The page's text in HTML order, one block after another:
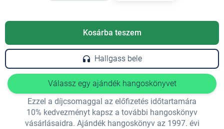
Kosárba teszem
Hallgass bele
Válassz egy ajándék hangoskönyvet
Ezzel a díjcsomaggal az előfizetés időtartamára
10% kedvezményt kapsz a további hangoskönyv
vásárlásaidra. Ajándék hangoskönyv az 1997. évi